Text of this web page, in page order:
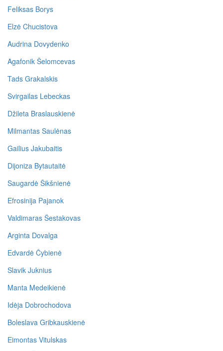
Feliksas Borys
Elzė Chucistova
Audrina Dovydenko
Agafonik Šelomcevas
Tads Grakalskis
Svirgailas Lebeckas
Džileta Braslauskienė
Milmantas Saulėnas
Gailius Jakubaitis
Dijoniza Bytautaitė
Saugardė Šikšnienė
Efrosinija Pajanok
Valdimaras Šestakovas
Arginta Dovalga
Edvardė Čybienė
Slavik Juknius
Manta Medeikienė
Idėja Dobrochodova
Boleslava Gribkauskienė
Eimontas Vitulskas